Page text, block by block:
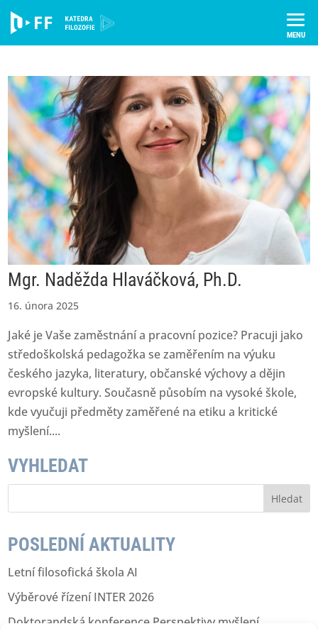
content
Mgr. Naděžda Hlaváčková, Ph.D.
16. února 2025
Jaké je Vaše zaměstnání a pracovní pozice? Pracuji jako
středoškolská pedagožka se zaměřením na výuku
českého jazyka, literatury, občanské výchovy a dějin
evropské kultury. Současně působím na vysoké škole,
kde vyučuji předměty zaměřené na etiku a kritické
myšlení....
VYHLEDAT
e
á
v
á
n
POSLEDNÍ AKTUALITY
Letní filosofická škola AI
Výběrové řízení INTER 2026
Doktorandská konference Perspektivy myšlení